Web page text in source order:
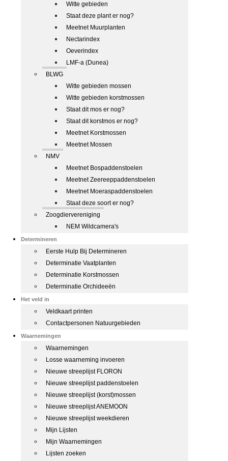
Witte gebieden
Staat deze plant er nog?
Meetnet Muurplanten
Nectarindex
Oeverindex
LMF-a (Dunea)
BLWG
Witte gebieden mossen
Witte gebieden korstmossen
Staat dit mos er nog?
Staat dit korstmos er nog?
Meetnet Korstmossen
Meetnet Mossen
NMV
Meetnet Bospaddenstoelen
Meetnet Zeereeppaddenstoelen
Meetnet Moeraspaddenstoelen
Staat deze soort er nog?
Zoogdiervereniging
NEM Wildcamera's
Determineren
Eerste Hulp Bij Determineren
Determinatie Vaatplanten
Determinatie Korstmossen
Determinatie Orchideeën
Het veld in
Veldkaart printen
Contactpersonen Natuurgebieden
Waarnemingen
Waarnemingen
Losse waarneming invoeren
Nieuwe streeplijst FLORON
Nieuwe streeplijst paddenstoelen
Nieuwe streeplijst (korst)mossen
Nieuwe streeplijst ANEMOON
Nieuwe streeplijst weekdieren
Mijn Lijsten
Mijn Waarnemingen
Lijsten zoeken